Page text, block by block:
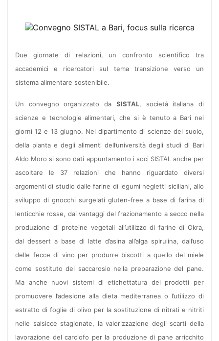
Due giornate di relazioni, un confronto scientifico tra
accademici e ricercatori sul tema transizione verso un
sistema alimentare sostenibile.
Un convegno organizzato da SISTAL, società italiana di
scienze e tecnologie alimentari, che si è tenuto a Bari nei
giorni 12 e 13 giugno. Nel dipartimento di scienze del suolo,
della pianta e degli alimenti dell’università degli studi di Bari
Aldo Moro si sono dati appuntamento i soci SISTAL anche per
ascoltare le 37 relazioni che hanno riguardato diversi
argomenti di studio dalle farine di legumi negletti siciliani, allo
sviluppo di gnocchi surgelati gluten-free a base di farina di
lenticchie rosse, dai vantaggi del frazionamento a secco nella
produzione di proteine vegetali all’utilizzo di farine di Okra,
dal dessert a base di latte d’asina all’alga spirulina, dall’uso
delle fecce di vino per produrre biscotti a quello del miele
come sostituto del saccarosio nella preparazione del pane.
Ma anche nuovi sistemi di etichettatura dei prodotti per
promuovere l’adesione alla dieta mediterranea o l’utilizzo di
estratto di foglie di olivo per la sostituzione di nitrati e nitriti
nelle salsicce stagionate, la valorizzazione degli scarti della
lavorazione del carciofo per la produzione di pane arricchito